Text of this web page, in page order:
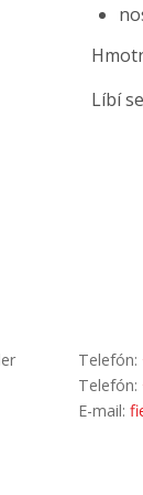
Líbí
Telefón:
Telefón:
E-mail: